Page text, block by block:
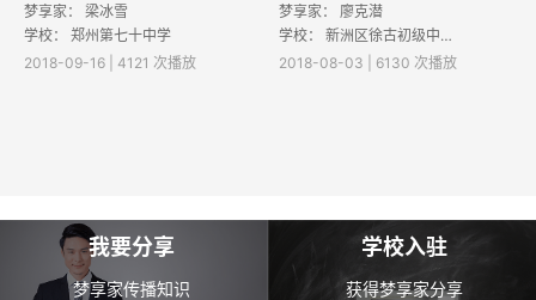
梦享家： 梁冰雪
学校： 郑州第七十中学
2018-09-16 | 4121 次播放
梦享家：
廖克潜
学校： 新洲区徐古初级中学
2018-08-03 | 6130 次播放
我要分享
梦享家传播知识
学校入驻
获得梦享家分享